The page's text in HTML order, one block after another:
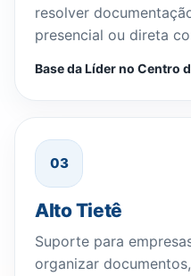
resolver
presencial ou direta
Base da Líder no Centro
03
Alto Tietê
Suporte para
organizar